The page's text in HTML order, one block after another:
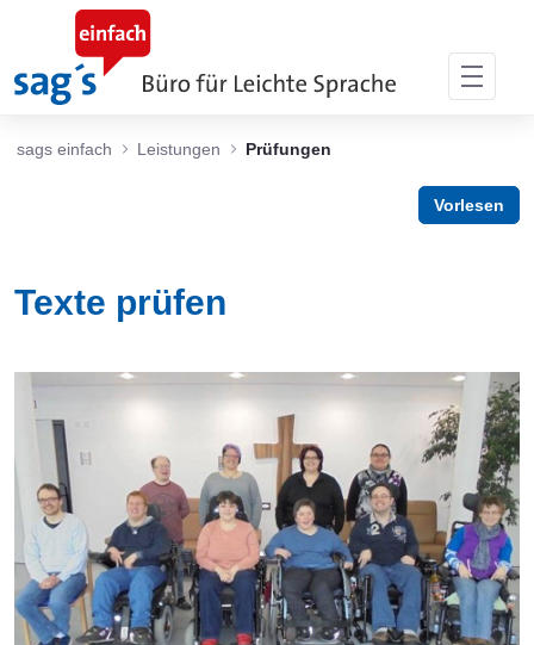
Skip to Main Content
sags einfach Leistungen Prüfungen
Vorlesen
Texte prüfen